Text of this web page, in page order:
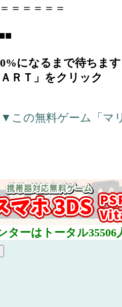
＝＝＝＝＝
になるまで待ちます
ＲＴ」をクリック
▼この無料ゲーム「マ
ターはトータル35506